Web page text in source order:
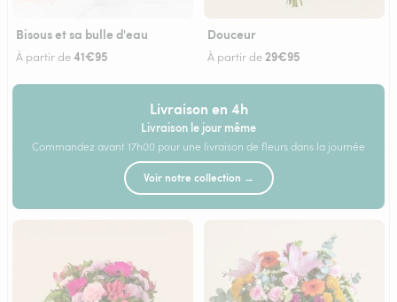
Bisous et sa bulle d'eau
À partir de41€95
Douceur
À partir de 29€95
Livraison en 4h
Livraison le jour même
Commandez avant 17h00 pour une livraison de fleurs dans la journée
Voir notre collection →